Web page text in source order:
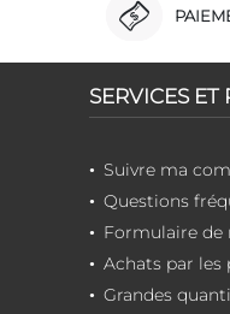
SERVICES
Suivre ma
Questions
Formulaire
Achats par les
Grandes